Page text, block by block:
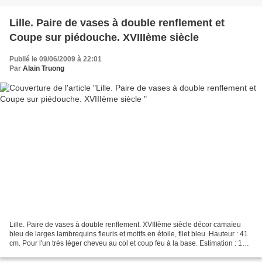
Lille. Paire de vases à double renflement et
Coupe sur piédouche. XVIIIème siècle
Publié le 09/06/2009 à 22:01
Par Alain Truong
Lille. Paire de vases à double renflement. XVIIIème siècle décor camaïeu
bleu de larges lambrequins fleuris et motifs en étoile, filet bleu. Hauteur : 41
cm. Pour l'un très léger cheveu au col et coup feu à la base. Estimation : 1